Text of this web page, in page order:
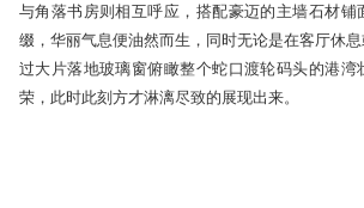
与角落书房则相互呼应，搭配豪迈的主墙石材铺
缀，华丽气息便油然而生，同时无论是在客厅休
过大片落地玻璃窗俯瞰整个蛇口渡轮码头的港湾
荣，此时此刻方才淋漓尽致的展现出来。